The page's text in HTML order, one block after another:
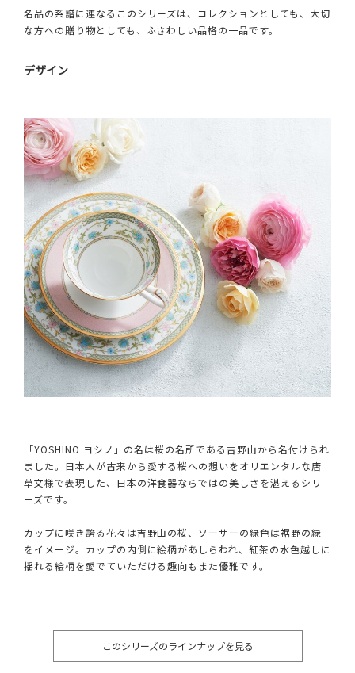
名品の系譜に連なるこのシリーズは、コレクションとしても、大切
な方への贈り物としても、ふさわしい品格の一品です。
デザイン
「YOSHINO ヨシノ」の名は桜の名所である吉野山から名付けられ
ました。日本人が古来から愛する桜への想いをオリエンタルな唐
草文様で表現した、日本の洋食器ならではの美しさを湛えるシリ
ーズです。
カップに咲き誇る花々は吉野山の桜、ソーサーの緑色は裾野の緑
をイメージ。カップの内側に絵柄があしらわれ、紅茶の水色越しに
揺れる絵柄を愛でていただける趣向もまた優雅です。
このシリーズのラインナップを見る